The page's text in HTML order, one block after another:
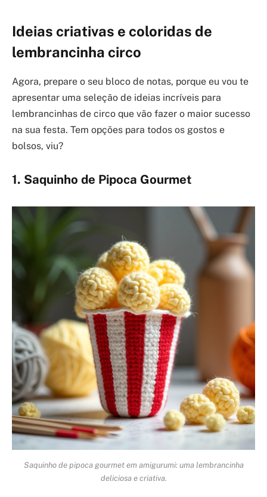
Ideias criativas e coloridas de
lembrancinha circo
Agora, prepare o seu bloco de notas, porque eu vou te
apresentar uma seleção de ideias incríveis para
lembrancinhas de circo que vão fazer o maior sucesso
na sua festa. Tem opções para todos os gostos e
bolsos, viu?
1. Saquinho de Pipoca Gourmet
Saquinho de pipoca gourmet em amigurumi: uma lembrancinha
deliciosa e criativa.